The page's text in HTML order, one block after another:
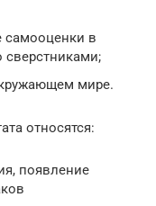
в
мире.
относятся:
появление